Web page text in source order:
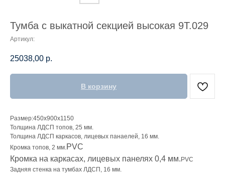
Тумба с выкатной секцией высокая 9Т.029
Артикул:
25038,00 р.
В корзину
Размер:450х900х1150
Толщина ЛДСП топов, 25 мм.
Толщина ЛДСП каркасов, лицевых панаелей, 16 мм.
Кромка топов, 2 мм.PVC
Кромка на каркасах, лицевых панелях 0,4 мм. PVC
Задняя стенка на тумбах ЛДСП, 16 мм.